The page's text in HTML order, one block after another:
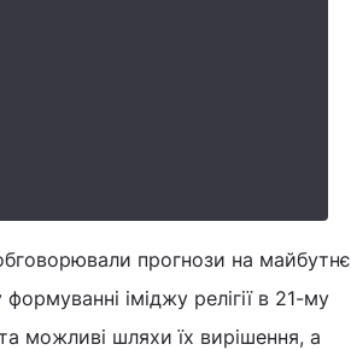
прогнози на майбутнє
іміджу релігії в 21-му
можливі шляхи їх вирішення, а